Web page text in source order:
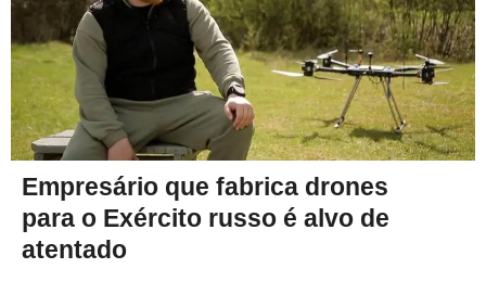
Empresário que fabrica drones
para o Exército russo é alvo de
atentado